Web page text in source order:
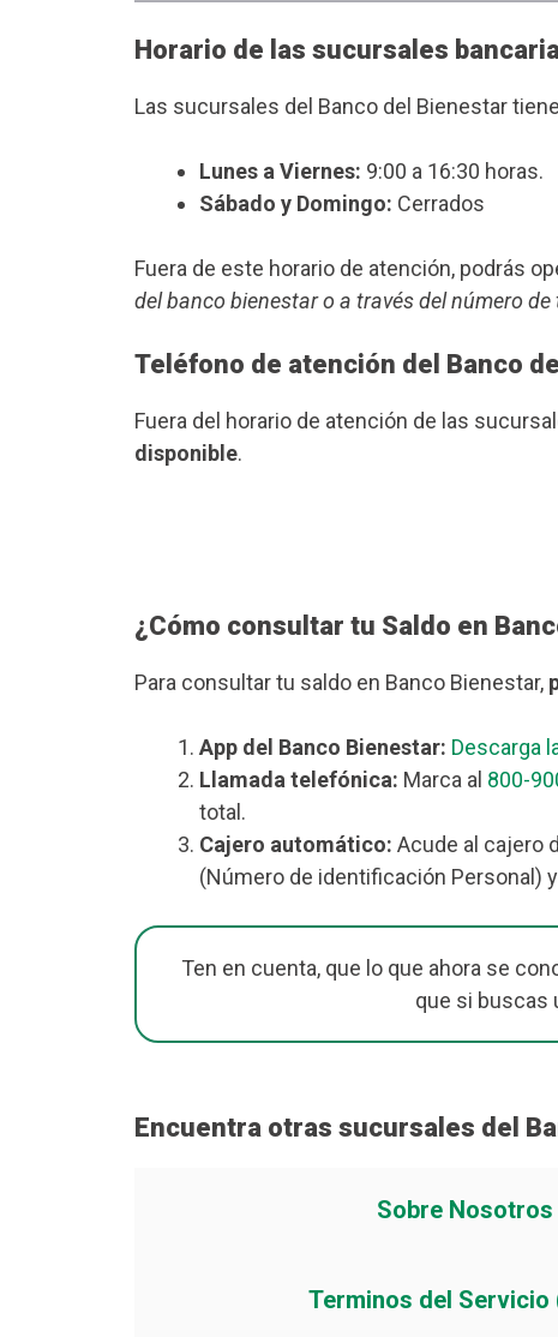
Horario de las sucursales
Las sucursales del Banco del Bienestar
Lunes a Viernes: 9:00 a 16:30 horas.
Sábado y Domingo: Cerrados
Fuera de este horario de atención, podrás
del banco bienestar o a través del número
Teléfono de atención del Banco
Fuera del horario de atención de las
disponible.
¿Cómo consultar tu Saldo en
Para consultar tu saldo en Banco Bienestar,
App del Banco Bienestar: Descarga
Llamada telefónica: Marca al 800-
total.
Cajero automático: Acude al cajero
(Número de identificación Personal)
Ten en cuenta, que lo que ahora se
que si buscas
Encuentra otras sucursales del
Sobre Nosotros
Terminos del Servicio